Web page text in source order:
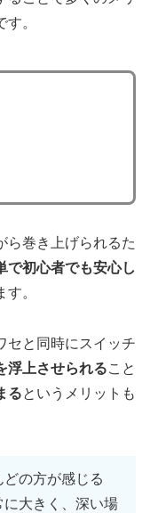
す。
ら巻き上げられるた
で初心者でも安心し
。
セと同時にスイッチ
浮上させられること
るというメリットも
の方が感じる
大きく、深い場